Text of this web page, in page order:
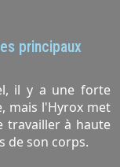
principaux
il y a une forte
mais l'Hyrox met
travailler à haute
de son corps.